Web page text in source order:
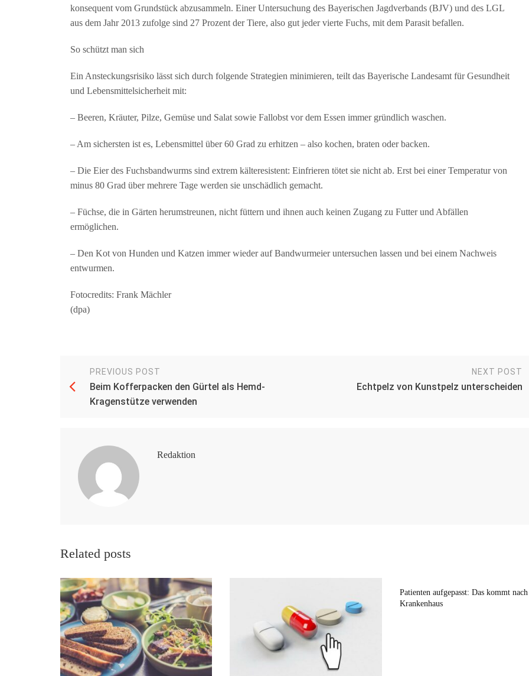
konsequent vom Grundstück abzusammeln. Einer Untersuchung des Bayerischen Jagdverbands (BJV) und des LGL
aus dem Jahr 2013 zufolge sind 27 Prozent der Tiere, also gut jeder vierte Fuchs, mit dem Parasit befallen.
So schützt man sich
Ein Ansteckungsrisiko lässt sich durch folgende Strategien minimieren, teilt das Bayerische Landesamt für Gesundheit
und Lebensmittelsicherheit mit:
– Beeren, Kräuter, Pilze, Gemüse und Salat sowie Fallobst vor dem Essen immer gründlich waschen.
– Am sichersten ist es, Lebensmittel über 60 Grad zu erhitzen – also kochen, braten oder backen.
– Die Eier des Fuchsbandwurms sind extrem kälteresistent: Einfrieren tötet sie nicht ab. Erst bei einer Temperatur von
minus 80 Grad über mehrere Tage werden sie unschädlich gemacht.
– Füchse, die in Gärten herumstreunen, nicht füttern und ihnen auch keinen Zugang zu Futter und Abfällen
ermöglichen.
– Den Kot von Hunden und Katzen immer wieder auf Bandwurmeier untersuchen lassen und bei einem Nachweis
entwurmen.
Fotocredits: Frank Mächler
(dpa)
PREVIOUS POST
Beim Kofferpacken den Gürtel als Hemd-
Kragenstütze verwenden
NEXT POST
Echtpelz von Kunstpelz unterscheiden
Redaktion
Related posts
Patienten aufgepasst: Das kommt
Krankenhaus